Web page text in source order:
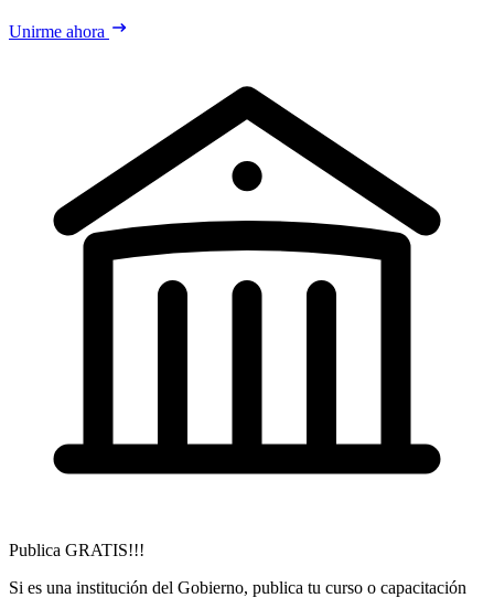
Unirme ahora
Publica GRATIS!!!
Si es una institución del Gobierno, publica tu curso o capacitación